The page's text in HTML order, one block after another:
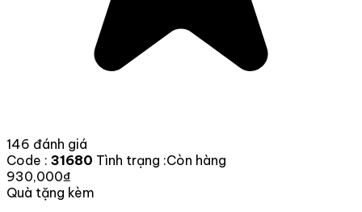
146 đánh giá
Code : 31680 Tình trạng :Còn hàng
930,000₫
Quà tặng kèm